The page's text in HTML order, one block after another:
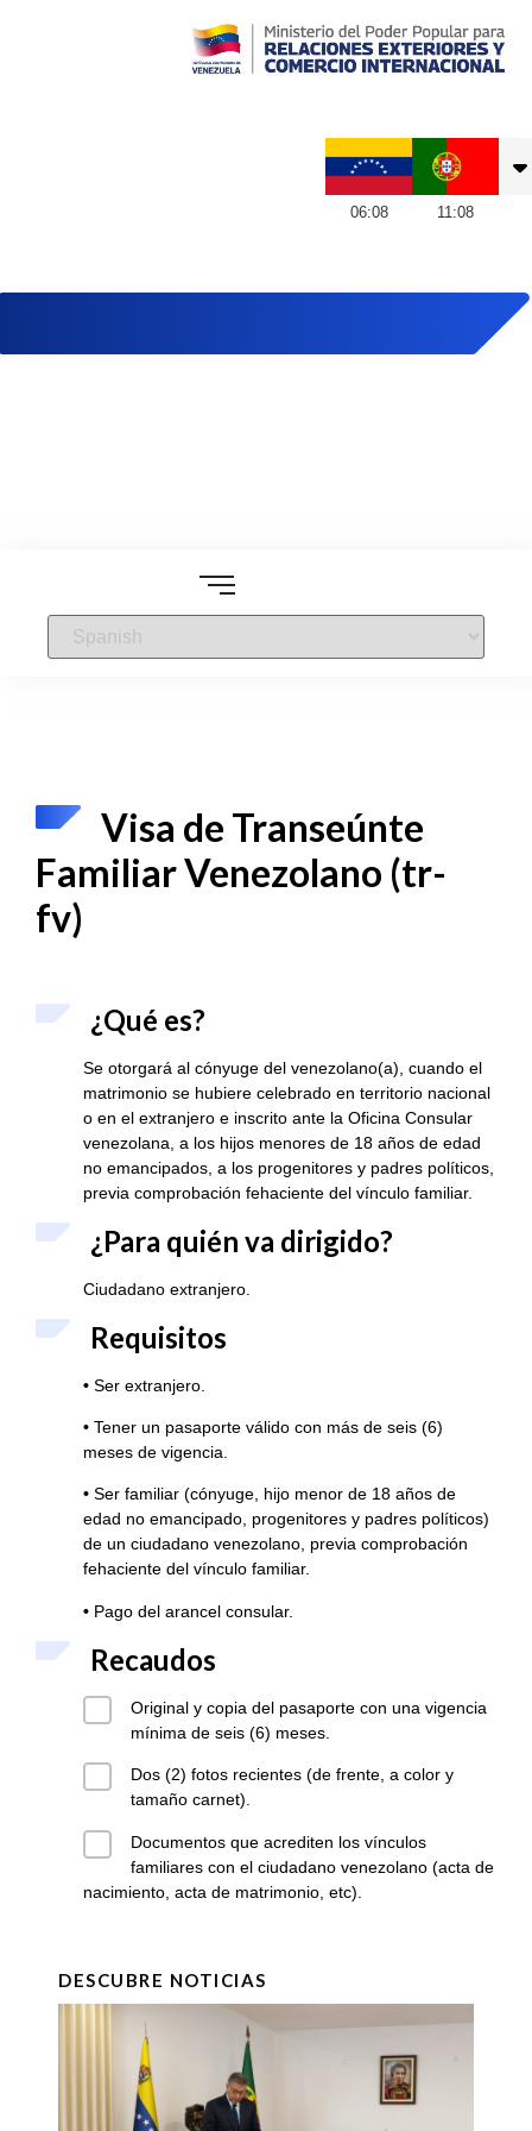
06:08 11 :08
Visa de Transeúnte
Familiar Venezolano (tr-
fv)
¿Qué es?
Se otorgará al cónyuge del venezolano(a), cuando el
matrimonio se hubiere celebrado en territorio nacional
o en el extranjero e inscrito ante la Oficina Consular
venezolana, a los hijos menores de 18 años de edad
no emancipados, a los progenitores y padres políticos,
previa comprobación fehaciente del vínculo familiar.
¿Para quién va dirigido?
Ciudadano extranjero.
Requisitos
• Ser extranjero.
• Tener un pasaporte válido con más de seis (6)
meses de vigencia.
• Ser familiar (cónyuge, hijo menor de 18 años de
edad no emancipado, progenitores y padres políticos)
de un ciudadano venezolano, previa comprobación
fehaciente del vínculo familiar.
• Pago del arancel consular.
Recaudos
Original y copia del pasaporte con una vigencia
mínima de seis (6) meses.
Dos (2) fotos recientes (de frente, a color y
tamaño carnet).
Documentos que acrediten los vínculos
familiares con el ciudadano venezolano (acta de
nacimiento, acta de matrimonio, etc).
DESCUBRE NOTICIAS